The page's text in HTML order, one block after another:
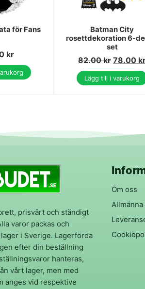
för Fans
kr
Batman City
rosettdekoration 6-
set
82.00kr 78.00
Lägg till i varukorg
prisvärt och ständigt
varor packas och
i Sverige. Lagerförda
efter din beställning
hanteras,
vårt lager, men med
anges vid respektive
Om oss